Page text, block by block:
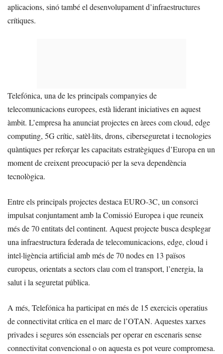
aplicacions, sinó també el desenvolupament d’infraestructures
crítiques.
Telefónica, una de les principals companyies de
telecomunicacions europees, està liderant iniciatives en aquest
àmbit. L’empresa ha anunciat projectes en àrees com cloud, edge
computing, 5G crític, satèl·lits, drons, ciberseguretat i tecnologies
quàntiques per reforçar les capacitats estratègiques d’Europa en un
moment de creixent preocupació per la seva dependència
tecnològica.
Entre els principals projectes destaca EURO-3C, un consorci
impulsat conjuntament amb la Comissió Europea i que reuneix
més de 70 entitats del continent. Aquest projecte busca desplegar
una infraestructura federada de telecomunicacions, edge, cloud i
intel·ligència artificial amb més de 70 nodes en 13 països
europeus, orientats a sectors clau com el transport, l’energia, la
salut i la seguretat pública.
A més, Telefónica ha participat en més de 15 exercicis operatius
de connectivitat crítica en el marc de l’OTAN. Aquestes xarxes
privades i segures són essencials per operar en escenaris sense
connectivitat convencional o on aquesta es pot veure compromesa.